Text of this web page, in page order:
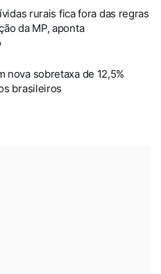
rurais fica fora das regras
da MP, aponta
nova sobretaxa de 12,5%
brasileiros